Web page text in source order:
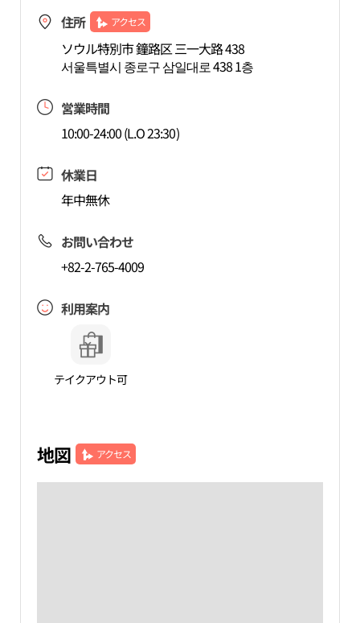
住所 アクセス
ソウル特別市 鐘路区 三一大路 438
서울특별시 종로구 삼일대로 438 1층
営業時間
10:00-24:00 (L.O 23:30)
休業日
年中無休
お問い合わせ
+82-2-765-4009
利用案内
テイクアウト可
地図 アクセス